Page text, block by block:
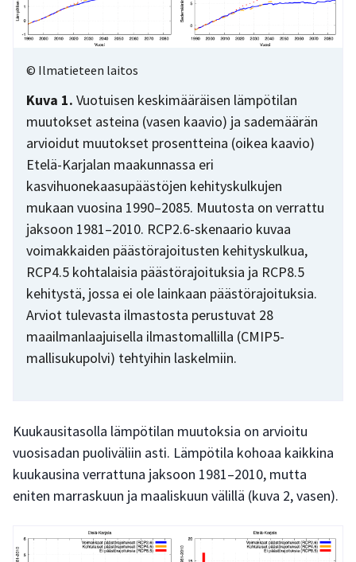
Kuva 1. Vuotuisen keskimääräisen lämpötilan
muutokset asteina (vasen kaavio) ja sademäärän
arvioidut muutokset prosentteina (oikea kaavio)
Etelä-Karjalan maakunnassa eri
kasvihuonekaasupäästöjen kehityskulkujen
mukaan vuosina 1990–2085. Muutosta on verrattu
jaksoon 1981–2010. RCP2.6-skenaario kuvaa
voimakkaiden päästörajoitusten kehityskulkua,
RCP4.5 kohtalaisia päästörajoituksia ja RCP8.5
kehitystä, jossa ei ole lainkaan päästörajoituksia.
Arviot tulevasta ilmastosta perustuvat 28
maailmanlaajuisella ilmastomallilla (CMIP5-
mallisukupolvi) tehtyihin laskelmiin.
© Ilmatieteen laitos
Kuukausitasolla lämpötilan muutoksia on arvioitu
vuosisadan puoliväliin asti. Lämpötila kohoaa kaikkina
kuukausina verrattuna jaksoon 1981–2010, mutta
eniten marraskuun ja maaliskuun välillä (kuva 2, vasen).